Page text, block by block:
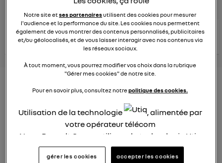
conseils Renault
consultez les
conseils
similaires
voir tous les
conseils
Nouveau modèle électrique
Elsa32
26 janvier 2022à 13:26
Notre site etses partenairesutilisent des cookies pour mesurer
l'audience et la performance du site. Les cookies nous permettent
également de vous montrer des contenus personnalisés, publicitaires
et/ou géolocalisés, et de vous laisser interagir avec nos contenus via
les réseaux sociaux.
À tout moment, vous pourrez modifier vos choix dans la rubrique
"Gérer mes cookies" de notre site.
Pour en savoir plus, consultez notrepolitique des cookies.
Utilisation de la technologie
, alimentée par
votre opérateur télécom
Nous, Renault Group, utilisons la technologie Utiq
pour nos activités digitales (telles que décrites
dans cette notice de consentement) et liées à
gérer les cookies accepter les cookies